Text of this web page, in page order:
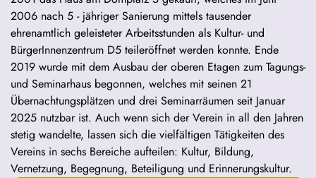
2006 nach 5 - jähriger Sanierung mittels tausender
ehrenamtlich geleisteter Arbeitsstunden als Kultur- und
BürgerInnenzentrum D5 teileröffnet werden konnte. Ende
2019 wurde mit dem Ausbau der oberen Etagen zum Tagungs-
und Seminarhaus begonnen, welches mit seinen 21
Übernachtungsplätzen und drei Seminarräumen seit Januar
2025 nutzbar ist. Auch wenn sich der Verein in all den Jahren
stetig wandelte, lassen sich die vielfältigen Tätigkeiten des
Vereins in sechs Bereiche aufteilen: Kultur, Bildung,
Vernetzung, Begegnung, Beteiligung und Erinnerungskultur.